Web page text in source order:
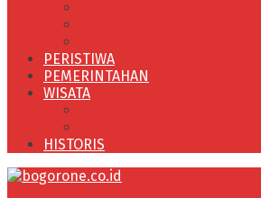
PERISTIWA
PEMERINTAHAN
WISATA
HISTORIS